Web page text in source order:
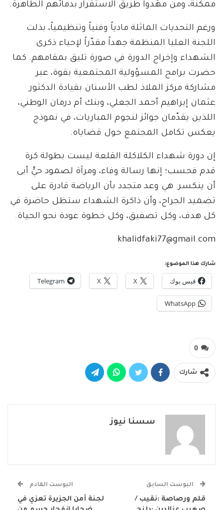
ممكنة، ومن مهّدوا طريق الاستقرار بدمائهم الطاهرة.
ورغم التحديات الماثلة مادياً وفنياً وتنظيمياً، بذلت
اللجنة العليا المنظمة جهداً مقدّراً لإحياء ذكرى
الشهداء وإخراج الدورة في صورة تليق بمقامهم. كما
حضرت برامج المسؤولية المجتمعية بقوة، عبر
مشاركة مركز الملاذ لطب الأسنان بقيادة الدكتور
عثمان إبراهيم أحمد الجعلي، وبنك أم درمان الوطني،
اللذين يقدّمان جوائز لنجوم المباريات، في نموذج
يعكس تكامل المجتمع حول قضاياه.
إن دورة شهداء الكلاكلة القلعة ليست بطولة كرة
قدم فحسب؛ إنها رسالة وفاء، ومرآة لصمود حيٍّ أبى
أن ينكسر. هي وعد متجدد بأن الرياضة قادرة على
تضميد الجراح، وأن ذاكرة الشهداء ستظل حاضرة في
كل هدف، وكل تصفيق، وكل خطوة عودة نحو الحياة.
khalidfaki77@gmail.com
شارك هذا الموضوع:
فيس بوك X
X
Telegram
WhatsApp
0
شارك
سسنا نيوز
البوست السابق
قلم ورصاصة :نقيب /
البوست القادم
لجنة أمن الجزيرة تعزي في